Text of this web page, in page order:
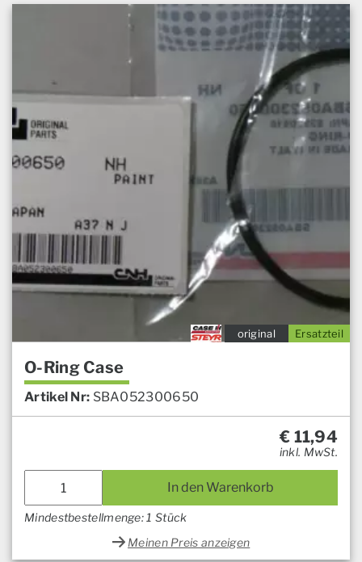
Ersatzteil
original
O-Ring Case
Artikel Nr: SBA052300650
€ 11,94
inkl. MwSt.
In den Warenkorb
Mindestbestellmenge: 1 Stück
Meinen Preis anzeigen